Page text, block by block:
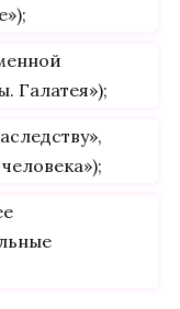
Галатея»);